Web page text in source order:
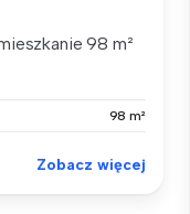
98 m²
98 m²
Zobacz więcej